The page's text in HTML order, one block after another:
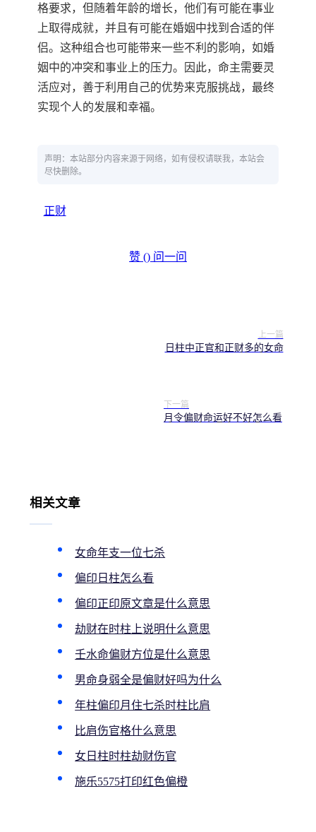
格要求，但随着年龄的增长，他们有可能在事业
上取得成就，并且有可能在婚姻中找到合适的伴
侣。这种组合也可能带来一些不利的影响，如婚
姻中的冲突和事业上的压力。因此，命主需要灵
活应对，善于利用自己的优势来克服挑战，最终
实现个人的发展和幸福。
声明：本站部分内容来源于网络，如有侵权请联我，本站会
尽快删除。
正财
赞 () 问一问
上一篇
日柱中正官和正财多的女命
下一篇
月令偏财命运好不好怎么看
相关文章
女命年支一位七杀
偏印日柱怎么看
偏印正印原文章是什么意思
劫财在时柱上说明什么意思
壬水命偏财方位是什么意思
男命身弱全是偏财好吗为什么
年柱偏印月住七杀时柱比肩
比肩伤官格什么意思
女日柱时柱劫财伤官
施乐5575打印红色偏橙